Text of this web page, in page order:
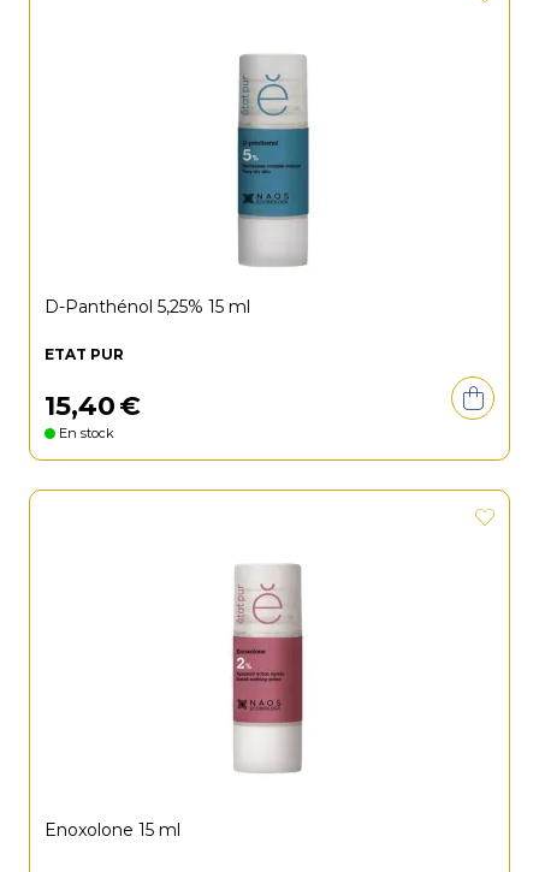
D-Panthénol 5,25% 15 ml
ETAT PUR
15,40€
En stock
Enoxolone 15 ml